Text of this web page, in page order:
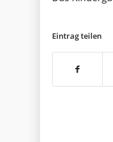
Eintrag teilen